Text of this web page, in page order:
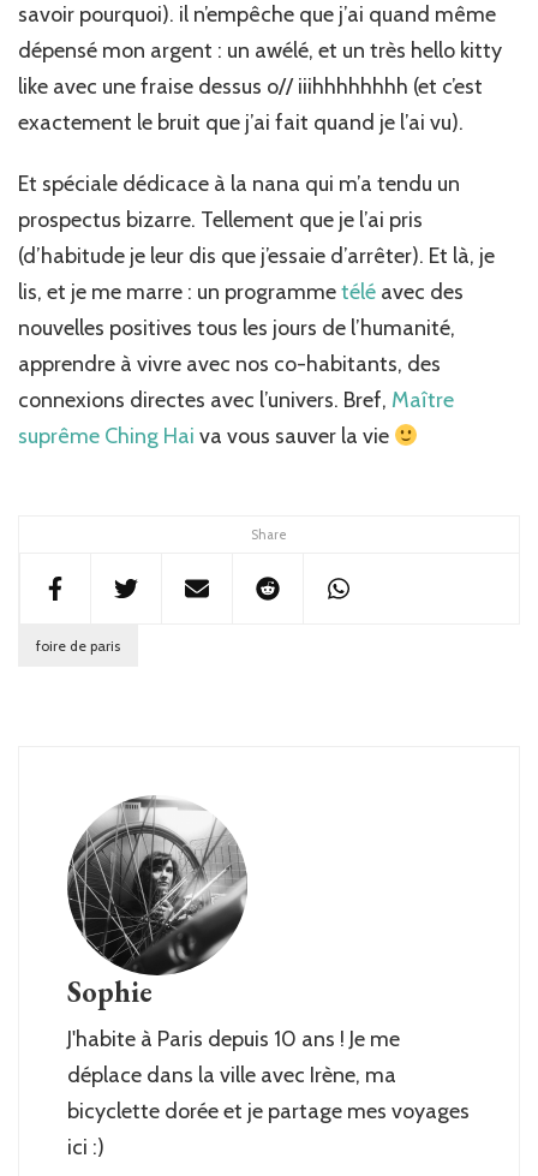
Share
savoir pourquoi). il n’empêche que j’ai quand même
dépensé mon argent : un awélé, et un très hello kitty
like avec une fraise dessus o// iiihhhhhhhh (et c’est
exactement le bruit que j’ai fait quand je l’ai vu).
Et spéciale dédicace à la nana qui m’a tendu un
prospectus bizarre. Tellement que je l’ai pris
(d’habitude je leur dis que j’essaie d’arrêter). Et là, je
lis, et je me marre : un programmetélé avec des
nouvelles positives tous les jours de l’humanité,
apprendre à vivre avec nos co-habitants, des
connexions directes avec l’univers. Bref, Maître
suprême Ching Hai va vous sauver la vie
foire de paris
Sophie
J'habite à Paris depuis 10 ans ! Je me
déplace dans la ville avec Irène, ma
bicyclette dorée et je partage mes voyages
ici :)